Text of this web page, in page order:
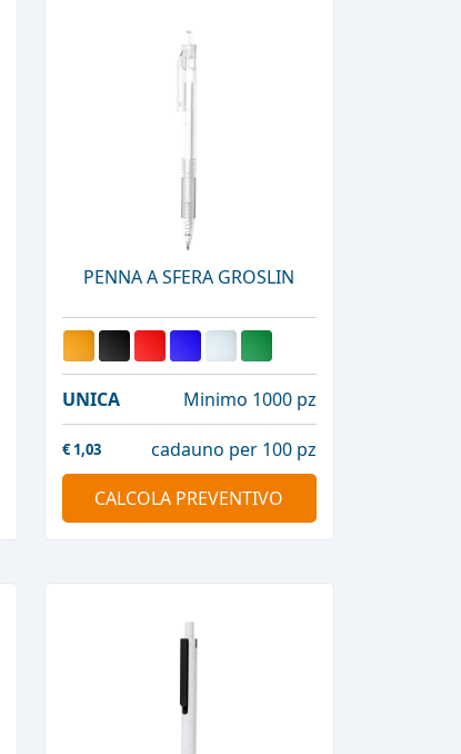
PENNA A SFERA GROSLIN
UNICA Minimo 1000 pz
€ 1,03
cadauno per 100 pz
CALCOLA PREVENTIVO